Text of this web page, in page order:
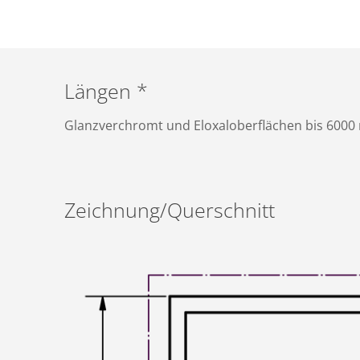
Längen *
Glanzverchromt und Eloxaloberflächen bis 6000
Zeichnung/Querschnitt